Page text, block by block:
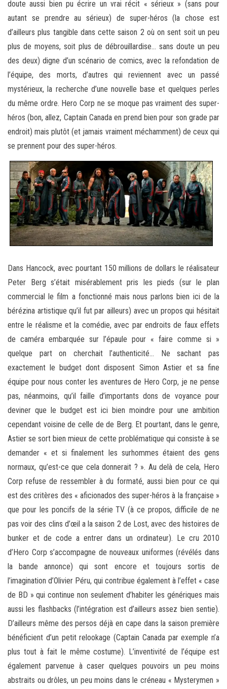
doute aussi bien pu écrire un vrai récit « sérieux » (sans pour
autant se prendre au sérieux) de super-héros (la chose est
d’ailleurs plus tangible dans cette saison 2 où on sent soit un peu
plus de moyens, soit plus de débrouillardise… sans doute un peu
des deux) digne d’un scénario de comics, avec la refondation de
l’équipe, des morts, d’autres qui reviennent avec un passé
mystérieux, la recherche d’une nouvelle base et quelques perles
du même ordre. Hero Corp ne se moque pas vraiment des super-
héros (bon, allez, Captain Canada en prend bien pour son grade par
endroit) mais plutôt (et jamais vraiment méchamment) de ceux qui
se prennent pour des super-héros.
Dans Hancock, avec pourtant 150 millions de dollars le réalisateur
Peter Berg s’était misérablement pris les pieds (sur le plan
commercial le film a fonctionné mais nous parlons bien ici de la
bérézina artistique qu’il fut par ailleurs) avec un propos qui hésitait
entre le réalisme et la comédie, avec par endroits de faux effets
de caméra embarquée sur l’épaule pour « faire comme si »
quelque part on cherchait l’authenticité… Ne sachant pas
exactement le budget dont disposent Simon Astier et sa fine
équipe pour nous conter les aventures de Hero Corp, je ne pense
pas, néanmoins, qu’il faille d’importants dons de voyance pour
deviner que le budget est ici bien moindre pour une ambition
cependant voisine de celle de de Berg. Et pourtant, dans le genre,
Astier se sort bien mieux de cette problématique qui consiste à se
demander « et si finalement les surhommes étaient des gens
normaux, qu’est-ce que cela donnerait ? ». Au delà de cela, Hero
Corp refuse de ressembler à du formaté, aussi bien pour ce qui
est des critères des « aficionados des super-héros à la française »
que pour les poncifs de la série TV (à ce propos, difficile de ne
pas voir des clins d’œil a la saison 2 de Lost, avec des histoires de
bunker et de code a entrer dans un ordinateur). Le cru 2010
d’Hero Corp s’accompagne de nouveaux uniformes (révélés dans
la bande annonce) qui sont encore et toujours sortis de
l’imagination d’Olivier Péru, qui contribue également à l’effet « case
de BD » qui continue non seulement d’habiter les génériques mais
aussi les flashbacks (l’intégration est d’ailleurs assez bien sentie).
D’ailleurs même des persos déjà en cape dans la saison première
bénéficient d’un petit relookage (Captain Canada par exemple n’a
plus tout à fait le même costume). L’inventivité de l’équipe est
également parvenue à caser quelques pouvoirs un peu moins
abstraits ou drôles, un peu moins dans le créneau « Mysterymen »